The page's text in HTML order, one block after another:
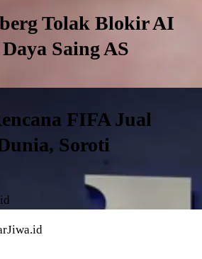
Tolak Blokir AI
Saing AS
FIFA Jual
Soroti